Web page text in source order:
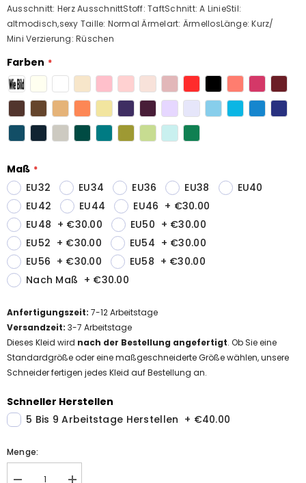
Ausschnitt: Herz AusschnittStoff: TaftSchnitt: A LinieStil:
altmodisch,sexy Taille: Normal Ärmelart: ÄrmellosLänge: Kurz/
Mini Verzierung: Rüschen
Farben
Maß
EU32
EU34 EU36 EU38
EU40
EU42
EU44 EU46 + €30.00
EU48 + €30.00 EU50 + €30.00
EU52 + €30.00 EU54 + €30.00
EU56 + €30.00 EU58 + €30.00
Nach Maß + €30.00
Anfertigungszeit: 7-12Arbeitstage
Versandzeit: 3-7 Arbeitstage
Dieses Kleid wird nach der Bestellung angefertigt. Ob Sie eine
Standardgröße oder eine maßgeschneiderte Größe wählen, unsere
Schneider fertigen jedes Kleid auf Bestellung an.
Schneller Herstellen
5 Bis 9 Arbeitstage Herstellen + €40.00
Menge: